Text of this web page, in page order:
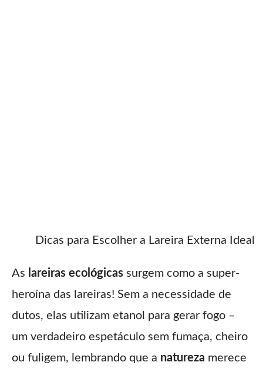
Dicas para Escolher a Lareira Externa Ideal
As lareiras ecológicas surgem como a super-
heroína das lareiras! Sem a necessidade de
dutos, elas utilizam etanol para gerar fogo –
um verdadeiro espetáculo sem fumaça, cheiro
ou fuligem, lembrando que a natureza merece